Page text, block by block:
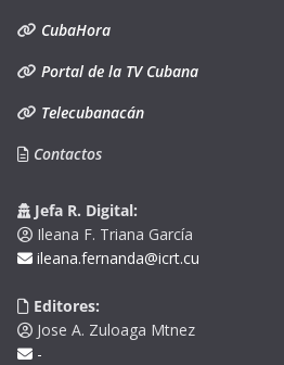
CubaHora
Portal de la TV Cubana
Telecubanacán
Contactos
Jefa R. Digital:
Ileana F. Triana García
ileana.fernanda@icrt.cu
Editores:
Jose A. Zuloaga Mtnez
-